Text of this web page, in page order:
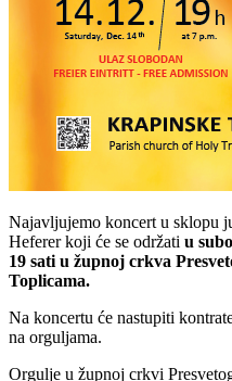
Najavljujemo koncert u sklopu
Heferer koji će se održati u
19 sati u župnoj crkva
Toplicama.
Na koncertu će nastupiti
na orguljama.
Orgulje u župnoj crkvi